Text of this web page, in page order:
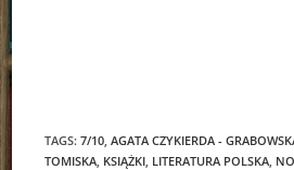
TAGS:7/10 AGATA CZYKIERDA -
TOMISKA KSIĄŻKI LITERATURA POLSKA